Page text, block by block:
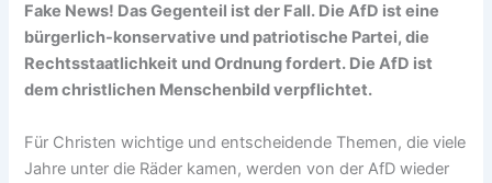
Fake News! Das Gegenteil ist der Fall. Die AfD ist eine
bürgerlich-konservative und patriotische Partei, die
Rechtsstaatlichkeit und Ordnung fordert. Die AfD ist
dem christlichen Menschenbild verpflichtet.
Für Christen wichtige und entscheidende Themen, die viele
Jahre unter die Räder kamen, werden von der AfD wieder